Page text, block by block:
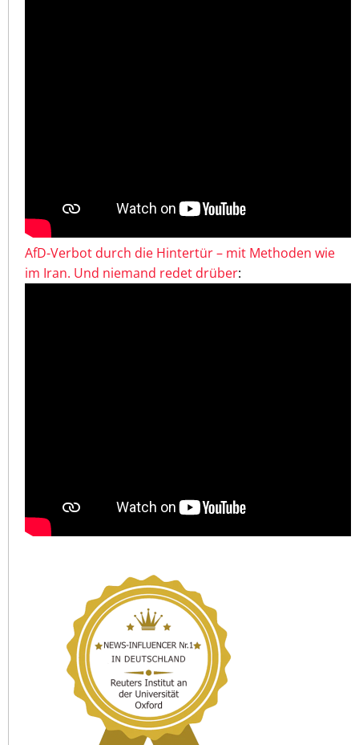
AfD-Verbot durch die Hintertür – mit Methoden wie
im Iran. Und niemand redet drüber: